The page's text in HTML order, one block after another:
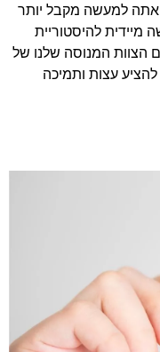
אתה למעשה מקבל יותר
מיידית להיסטוריית
שלך דרך האפליקציה 24/7, עם הצוות המנוסה שלנו של
להציע עצות ותמיכה